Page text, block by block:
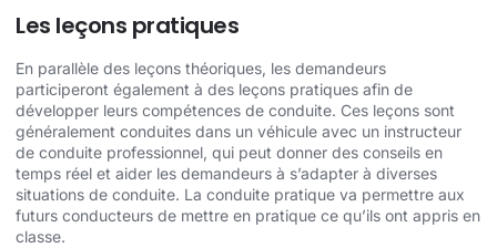
Les leçons pratiques
En parallèle des leçons théoriques, les demandeurs
participeront également à des leçons pratiques afin de
développer leurs compétences de conduite. Ces leçons sont
généralement conduites dans un véhicule avec un instructeur
de conduite professionnel, qui peut donner des conseils en
temps réel et aider les demandeurs à s’adapter à diverses
situations de conduite. La conduite pratique va permettre aux
futurs conducteurs de mettre en pratique ce qu’ils ont appris en
classe.